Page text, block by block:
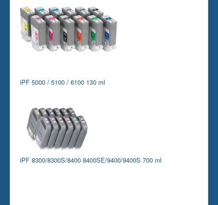
iPF 5000 / 5100 / 6100 130 ml
iPF 8300/8300S/8400 8400SE/9400/9400S 700 ml